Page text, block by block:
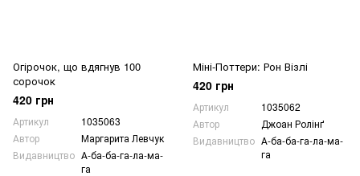
Огірочок, що вдягнув 100
сорочок
420 грн
Артикул
1035063
Автор
Маргарита Левчук
Видавництво А-ба-ба-га-ла-ма-
га
Міні-Поттери: Рон Візлі
420 грн
Артикул
1035062
Автор
Джоан Ролінґ
Видавництво А-ба-ба-га-ла-ма-
га